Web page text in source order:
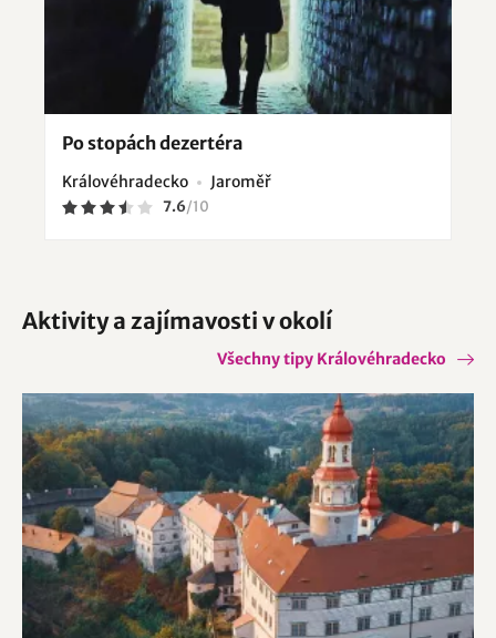
Po stopách dezertéra
Královéhradecko Jaroměř
7.6/10
Aktivity a zajímavosti v okolí
Všechny tipy Královéhradecko